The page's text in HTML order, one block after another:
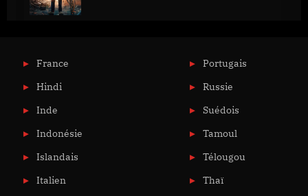
France
Hindi
Inde
Indonésie
Islandais
Italien
Portugais
Russie
Suédois
Tamoul
Télougou
Thaï